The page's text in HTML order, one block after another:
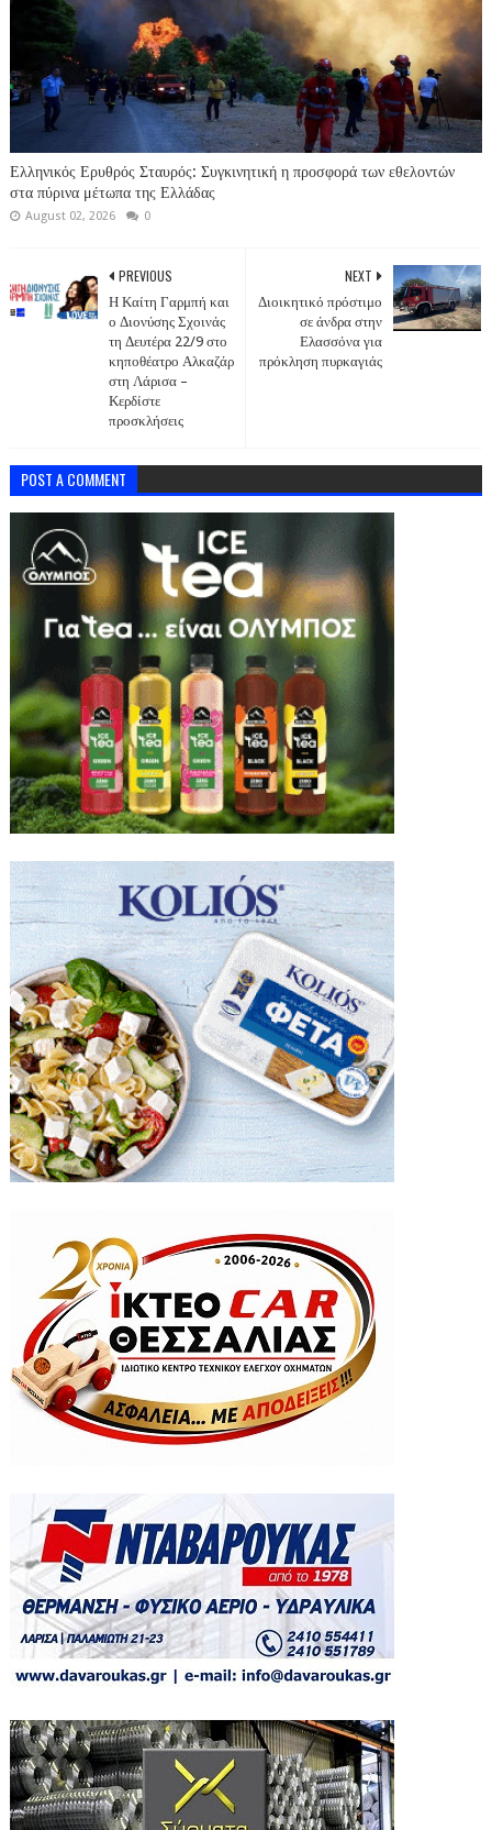
Ελληνικός Ερυθρός Σταυρός: Συγκινητική η προσφορά των εθελοντών
στα πύρινα μέτωπα της Ελλάδας
August 02, 2026 0
NEXT
Διοικητικό πρόστιμο
σε άνδρα στην
Ελασσόνα για
πρόκληση πυρκαγιάς
PREVIOUS
Η Καίτη Γαρμπή και
ο Διονύσης Σχοινάς
τη Δευτέρα 22/9 στο
κηποθέατρο Αλκαζάρ
στη Λάρισα –
Κερδίστε
προσκλήσεις
POST A COMMENT